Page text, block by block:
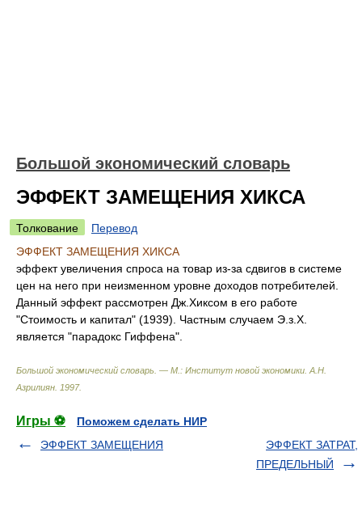
Большой экономический словарь
ЭФФЕКТ ЗАМЕЩЕНИЯ ХИКСА
Толкование
Перевод
ЭФФЕКТ ЗАМЕЩЕНИЯ ХИКСА
эффект увеличения спроса на товар из-за сдвигов в системе
цен на него при неизменном уровне доходов потребителей.
Данный эффект рассмотрен Дж.Хиксом в его работе
"Стоимость и капитал" (1939). Частным случаем Э.з.Х.
является "парадокс Гиффена".
Большой экономический словарь. — М.: Институт новой экономики А.Н.
Азрилиян 1997.
Игры ⚽
Поможем сделать НИР
ЭФФЕКТ ЗАМЕЩЕНИЯ
ЭФФЕКТ ЗАТРАТ,
ПРЕДЕЛЬНЫЙ